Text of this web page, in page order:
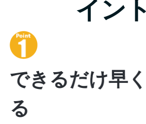
イント
できるだけ早
る